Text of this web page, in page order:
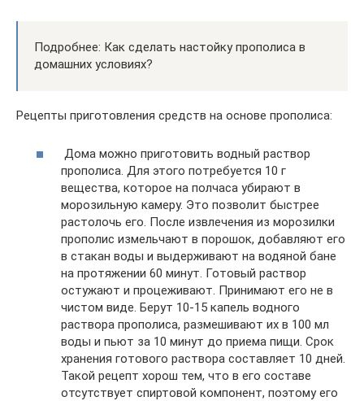
Подробнее: Как сделать настойку прополиса в
домашних условиях?
Рецепты приготовления средств на основе прополиса:
Дома можно приготовить водный раствор
прополиса. Для этого потребуется 10 г
вещества, которое на полчаса убирают в
морозильную камеру. Это позволит быстрее
растолочь его. После извлечения из морозилки
прополис измельчают в порошок, добавляют его
в стакан воды и выдерживают на водяной бане
на протяжении 60 минут. Готовый раствор
остужают и процеживают. Принимают его не в
чистом виде. Берут 10-15 капель водного
раствора прополиса, размешивают их в 100 мл
воды и пьют за 10 минут до приема пищи. Срок
хранения готового раствора составляет 10 дней.
Такой рецепт хорош тем, что в его составе
отсутствует спиртовой компонент, поэтому его